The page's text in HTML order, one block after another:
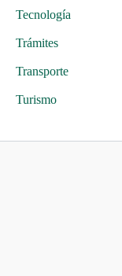
Tecnología
Trámites
Transporte
Turismo